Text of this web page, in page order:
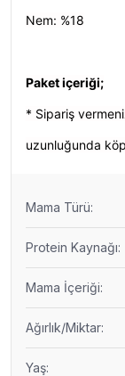
Nem: %18
Paket içeriği;
* Sipariş
uzunluğunda
Mama Türü:
Protein Kaynağı:
Mama İçeriği:
Ağırlık/Miktar:
Yaş: